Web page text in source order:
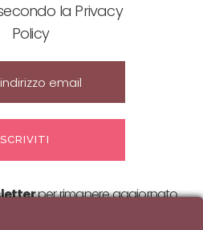
la Privacy
Policy
per rimanere aggiornato